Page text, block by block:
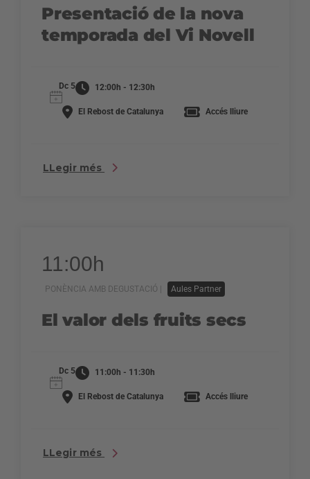
Presentació de la nova
temporada del Vi Novell
Dc 5 12:00h - 12:30h
El Rebost de Catalunya Accés lliure
LLegir més
11:00h
PONÈNCIA AMB DEGUSTACIÓ | Aules Partner
El valor dels fruits secs
Dc 5 11:00h - 11:30h
El Rebost de Catalunya Accés lliure
LLegir més